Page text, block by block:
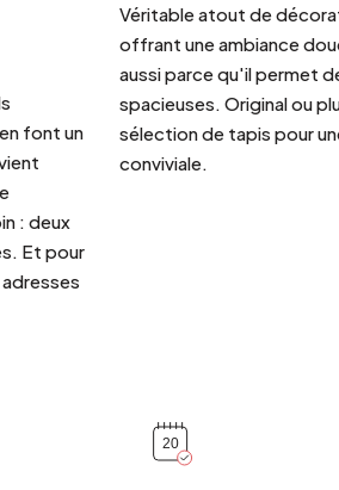
font un
: deux
Et pour
adresses
Véritable atout de
offrant une ambiance
aussi parce qu'il permet
spacieuses. Original ou
sélection de tapis pour
conviviale.